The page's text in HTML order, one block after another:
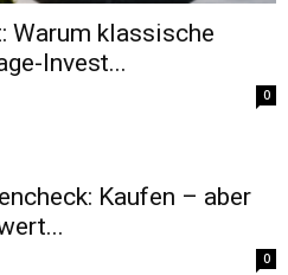
Warum klassische
Invest...
0
Kaufen – aber
0